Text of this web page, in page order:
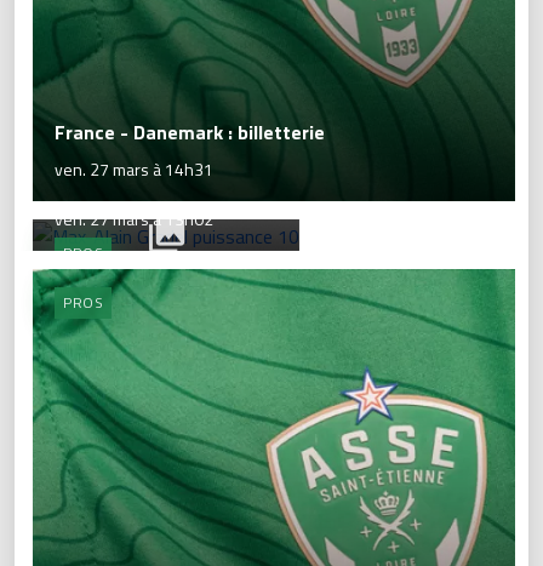
France - Danemark : billetterie
ven. 27 mars à 14h31
PROS
Max-Alain Gradel puissance 10
ven. 27 mars à 13h02
PROS